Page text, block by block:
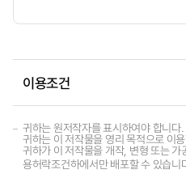
이용조건
귀하는 원저작자를 표시하여야 합니다.
귀하는 이 저작물을 영리 목적으로 이
귀하가 이 저작물을 개작, 변형 또는
용허락조건하에서만 배포할 수 있습니